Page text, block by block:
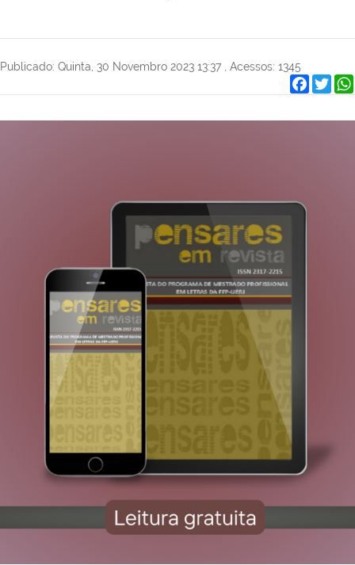
Publicado: Quinta, 30 Novembro 2023 13:37
Acessos: 1345